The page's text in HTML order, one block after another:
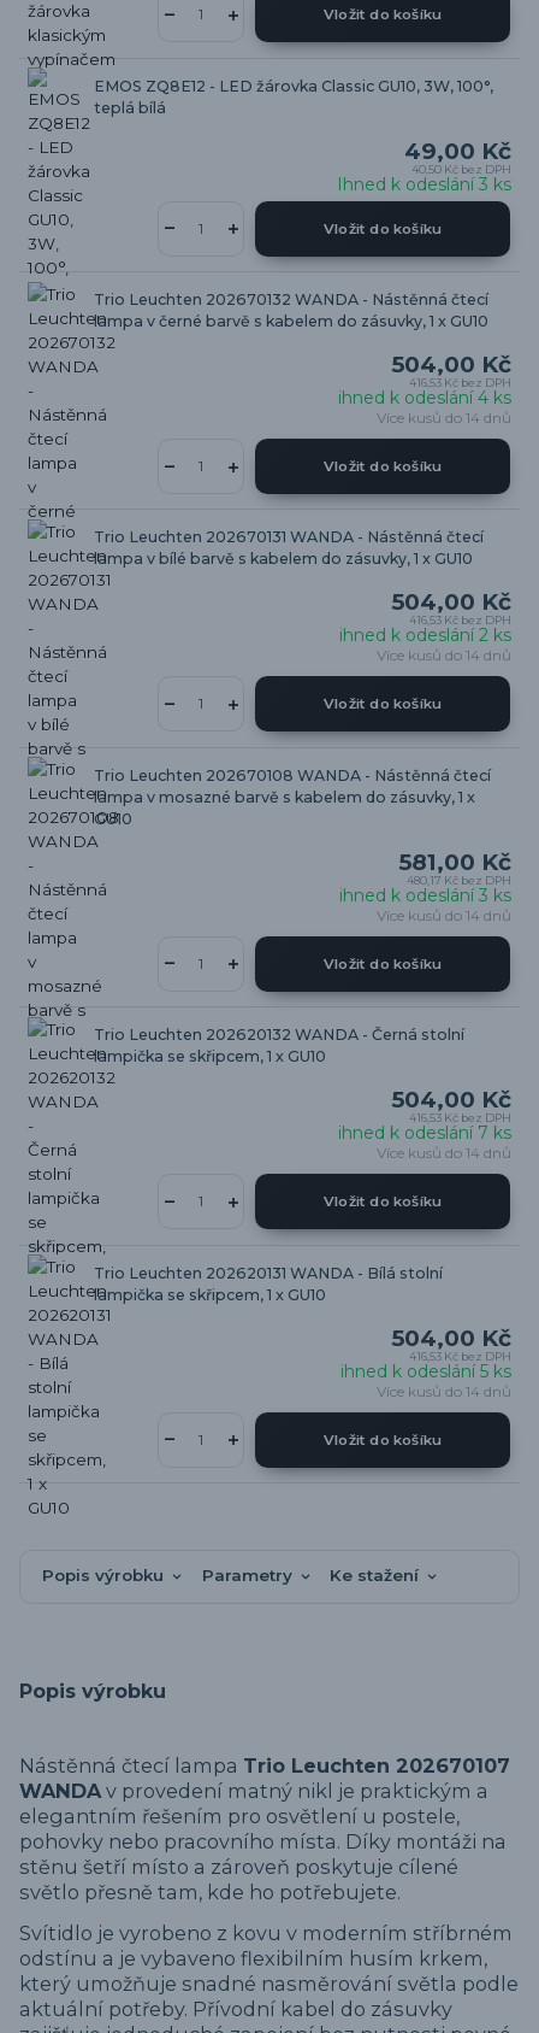
Vložit do košíku
EMOS ZQ8E12 - LED žárovka Classic GU10, 3W, 100°,
teplá bílá
49,00 Kč
40,50 Kč bez DPH
Ihned k odeslání 3 ks
Vložit do košíku
Trio Leuchten 202670132 WANDA - Nástěnná čtecí
lampa v černé barvě s kabelem do zásuvky, 1 x GU10
504,00 Kč
416,53 Kč bez DPH
ihned k odeslání 4 ks
Více kusů do 14 dnů
Vložit do košíku
Trio Leuchten 202670131 WANDA - Nástěnná čtecí
lampa v bílé barvě s kabelem do zásuvky, 1 x GU10
504,00 Kč
416,53 Kč bez DPH
ihned k odeslání 2 ks
Více kusů do 14 dnů
Vložit do košíku
Trio Leuchten 202670108 WANDA - Nástěnná čtecí
lampa v mosazné barvě s kabelem do zásuvky, 1 x
GU10
581,00 Kč
480,17 Kč bez DPH
ihned k odeslání 3 ks
Více kusů do 14 dnů
Vložit do košíku
Trio Leuchten 202620132 WANDA - Černá stolní
lampička se skřipcem, 1 x GU10
504,00 Kč
416,53 Kč bez DPH
ihned k odeslání 7 ks
Více kusů do 14 dnů
Vložit do košíku
Trio Leuchten 202620131 WANDA - Bílá stolní
lampička se skřipcem, 1 x GU10
504,00 Kč
416,53 Kč bez DPH
ihned k odeslání 5 ks
Více kusů do 14 dnů
Vložit do košíku
Popis výrobku Parametry Ke stažení
Popis výrobku
Nástěnná čtecí lampa Trio Leuchten 202670107
WANDA v provedení matný nikl je praktickým a
elegantním řešením pro osvětlení u postele,
pohovky nebo pracovního místa. Díky montáži na
stěnu šetří místo a zároveň poskytuje cílené
světlo přesně tam, kde ho potřebujete.
Svítidlo je vyrobeno z kovu v moderním stříbrném
odstínu a je vybaveno flexibilním husím krkem,
který umožňuje snadné nasměrování světla podle
aktuální potřeby. Přívodní kabel do zásuvky